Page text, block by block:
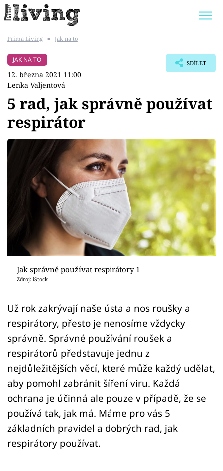
BYDLENÍ SLAVNÝCH
Témata
Bydlení
Zahrada
Design
Sledujte prima+
Přihlášení
Prima Living ■ Jak na to
JAK NA TO
12. března 2021 11:00
Lenka Valjentová
SDÍLET
5 rad, jak správně používat
respirátor
Jak správně používat respirátory 1
Zdroj: iStock
Už rok zakrývají naše ústa a nos roušky a
respirátory, přesto je nenosíme vždycky
správně. Správné používání roušek a
respirátorů představuje jednu z
nejdůležitějších věcí, které může každý udělat,
aby pomohl zabránit šíření viru. Každá
ochrana je účinná ale pouze v případě, že se
používá tak, jak má. Máme pro vás 5
základních pravidel a dobrých rad, jak
respirátory používat.